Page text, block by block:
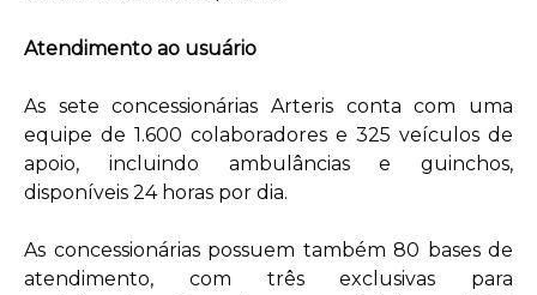
Atendimento ao usuário
As sete concessionárias Arteris conta com uma
equipe de 1.600 colaboradores e 325 veículos de
apoio, incluindo ambulâncias e guinchos,
disponíveis 24 horas por dia.
As concessionárias possuem também 80 bases de
atendimento, com três exclusivas para